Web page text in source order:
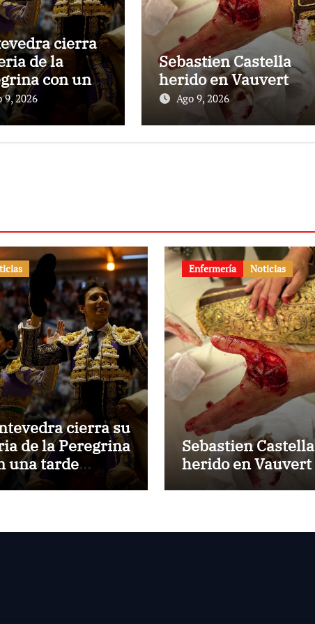
cierra
de la
con una
histórica de
y un lleno
9, 2026
Sebastien Castella
herido en Vauvert
Ago 9, 2026
cierra su
de la Peregrina
una tarde
de triunfos
Enfermería Noticias
Sebastien Castella
herido en Vauvert